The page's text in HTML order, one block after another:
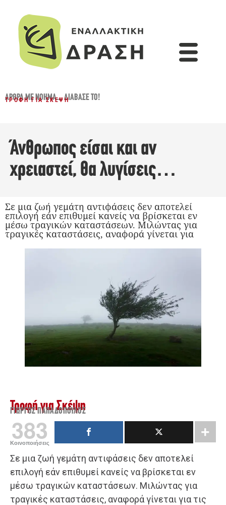
ΆΡΘΡΑ ΜΕ ΝΌΗΜΑ...,ΔΙΆΒΑΣΈ ΤΟ!
ΤΡΟΦΉ ΓΙΑ ΣΚΈΨΗ
Άνθρωπος είσαι και αν
χρειαστεί, θα λυγίσεις…
Σε μια ζωή γεμάτη αντιφάσεις δεν αποτελεί
επιλογή εάν επιθυμεί κανείς να βρίσκεται εν
μέσω τραγικών καταστάσεων. Μιλώντας για
τραγικές καταστάσεις, αναφορά γίνεται για
Τροφή για Σκέψη
ΓΙΏΡΓΟΣ ΠΑΠΑΔΌΠΟΥΛΟΣ
383
Κοινοποιήσεις
Σε μια ζωή γεμάτη αντιφάσεις δεν αποτελεί
επιλογή εάν επιθυμεί κανείς να βρίσκεται εν
μέσω τραγικών καταστάσεων. Μιλώντας για
τραγικές καταστάσεις, αναφορά γίνεται για τις